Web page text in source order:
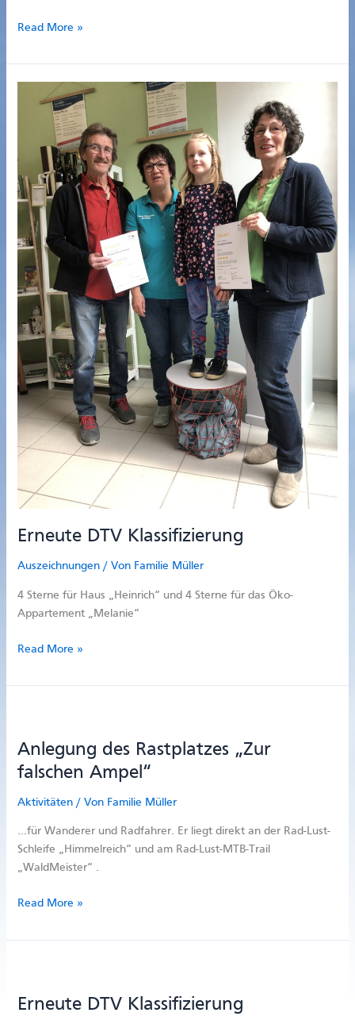
Erneute
„Wanderbares
Deutschland“
Read More »
Erneute DTV Klassifizierung
Auszeichnungen / Von Familie Müller
4 Sterne für Haus „Heinrich“ und 4 Sterne für das Öko-
Appartement „Melanie“
Erneute
Klassifizierung
Read More »
Anlegung des Rastplatzes „Zur
falschen Ampel“
Aktivitäten / Von Familie Müller
…für Wanderer und Radfahrer. Er liegt direkt an der Rad-Lust-
Schleife „Himmelreich“ und am Rad-Lust-MTB-Trail
„WaldMeister“ .
Anlegung
Rastplatzes
Read More »
Erneute DTV Klassifizierung